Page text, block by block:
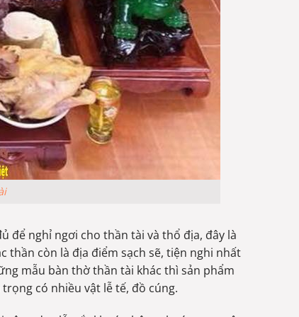
để nghỉ ngơi cho thần tài và thổ địa, đây là
thần còn là địa điểm sạch sẽ, tiện nghi nhất
mẫu bàn thờ thần tài khác thì sản phẩm
có nhiều vật lễ tế, đồ cúng.